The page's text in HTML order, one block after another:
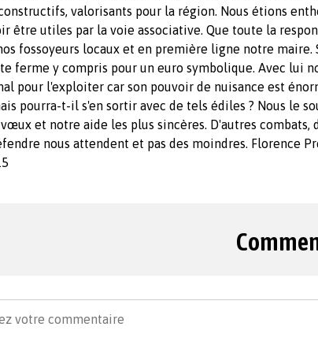
valorisants pour la région. Nous étions
être utiles par la voie associative. Que toute la
fossoyeurs locaux et en première ligne notre maire.
ferme y compris pour un euro symbolique. Avec lui
pour l'exploiter car son pouvoir de nuisance est
pourra-t-il s'en sortir avec de tels édiles ? Nous le
et notre aide les plus sincères. D'autres combats,
nous attendent et pas des moindres. Florence